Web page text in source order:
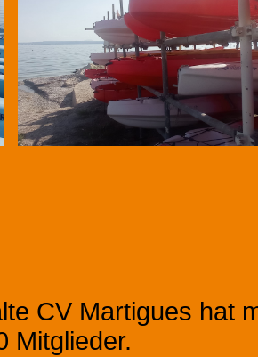
CV Martigues hat
Mitglieder.